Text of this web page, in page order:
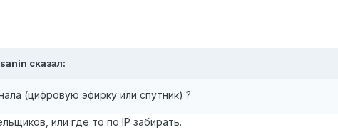
сказал:
(цифровую эфирку или спутник) ?
или где то по IP забирать.